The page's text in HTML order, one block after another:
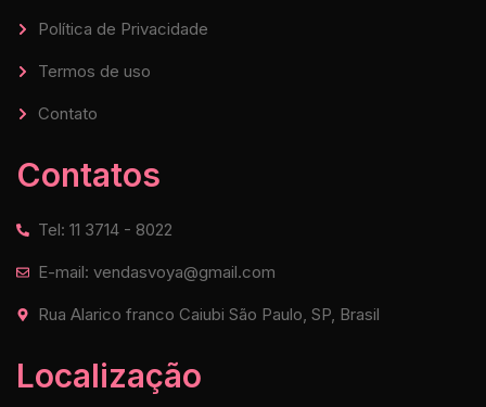
Política de Privacidade
Termos de uso
Contato
Contatos
Tel: 11 3714 - 8022
E-mail: vendasvoya@gmail.com
Rua Alarico franco Caiubi São Paulo, SP, Brasil
Localização